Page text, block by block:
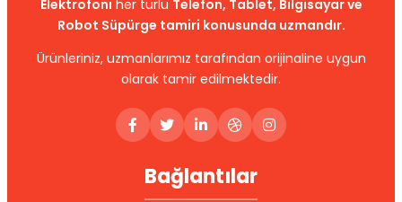
Elektrofoni her türlü Telefon, Tablet, Bilgisayar ve
Robot Süpürge tamiri konusunda uzmandır.
Ürünleriniz, uzmanlarımız tarafından orijinaline uygun
olarak tamir edilmektedir.
Bağlantılar